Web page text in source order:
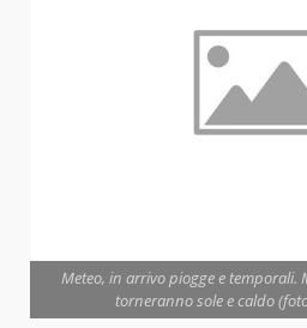
Meteo, in arrivo piogge e
torneranno sole e caldo